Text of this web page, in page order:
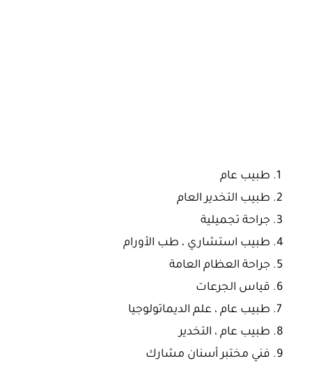
طبيب عام
طبيب التخدير العام
جراحة تجميلية
طبيب استشاري ، طب الأورام
جراحة العظام العامة
قياس الجرعات
طبيب عام ، علم الديماتولوجيا
طبيب عام ، التخدير
فني مختبر أسنان مشارك